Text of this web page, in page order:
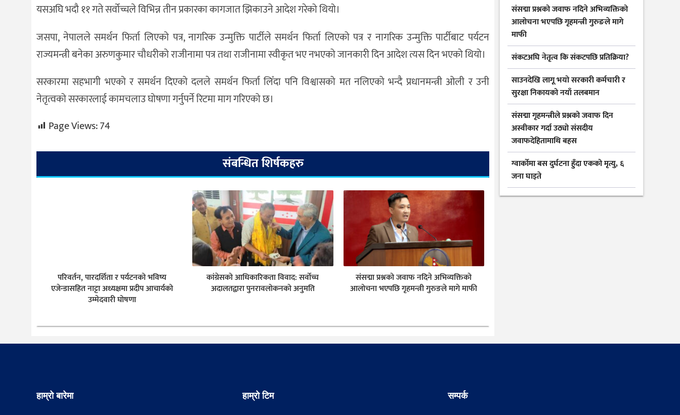
यसअघि भदौ ११ गते सर्वोच्चले विभिन्न तीन प्रकारका कागजात झिकाउने आदेश गरेको थियो।
जसपा, नेपालले समर्थन फिर्ता लिएको पत्र, नागरिक उन्मुक्ति पार्टीले समर्थन फिर्ता लिएको पत्र र नागरिक उन्मुक्ति पार्टीबाट पर्यटन
राज्यमन्त्री बनेका अरुणकुमार चौधरीको राजीनामा पत्र तथा राजीनामा स्वीकृत भए नभएको जानकारी दिन आदेश त्यस दिन भएको थियो।
सरकारमा सहभागी भएको र समर्थन दिएको दलले समर्थन फिर्ता लिँदा पनि विश्वासको मत नलिएको भन्दै प्रधानमन्त्री ओली र उनी
नेतृत्वको सरकारलाई कामचलाउ घोषणा गर्नुपर्ने रिटमा माग गरिएको छ।
Page Views:74
संबन्धित शिर्षकहरु
परिवर्तन, पारदर्शिता र पर्यटनको भविष्य
एजेन्डासहित नाट्टा अध्यक्षमा प्रदीप आचार्यको
उम्मेदवारी घोषणा
कांग्रेसको आधिकारिकता विवाद: सर्वोच्च
अदालतद्वारा पुनरावलोकनको अनुमति
संसद्मा प्रश्नको जवाफ नदिने अभिव्यक्तिको
आलोचना भएपछि गृहमन्त्री गुरुङले मागे माफी
संसद्मा प्रश्नको जवाफ नदिने अभिव्यक्तिको
आलोचना भएपछि गृहमन्त्री गुरुङले मागे
माफी
संकटअघि नेतृत्व कि संकटपछि प्रतिक्रिया?
साउनदेखि लागू भयो सरकारी कर्मचारी र
सुरक्षा निकायको नयाँ तलबमान
संसद्मा गृहमन्त्रीले प्रश्नको जवाफ दिन
अस्वीकार गर्दा उठ्यो संसदीय
जवाफदेहितामाथि बहस
ग्वार्कोमा बस दुर्घटना हुँदा एकको मृत्यु, ६
जना घाइते
हाम्रो बारेमा हाम्रो टिम सम्पर्क